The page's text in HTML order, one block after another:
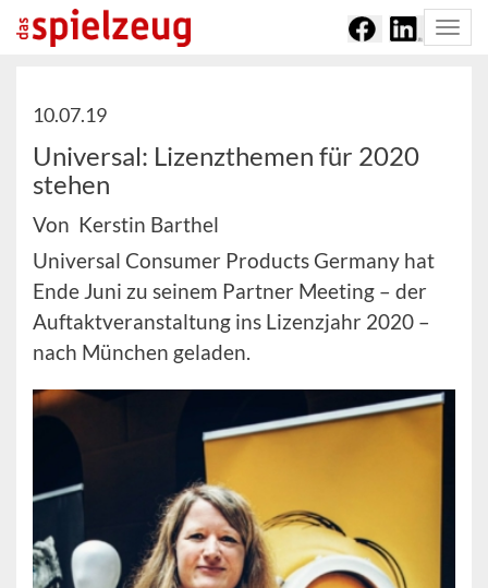
10.07.19
Universal: Lizenzthemen für 2020
stehen
Von Kerstin Barthel
Universal Consumer Products Germany hat
Ende Juni zu seinem Partner Meeting – der
Auftaktveranstaltung ins Lizenzjahr 2020 –
nach München geladen.